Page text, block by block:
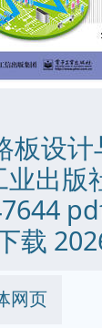
板设
出版
载
网页